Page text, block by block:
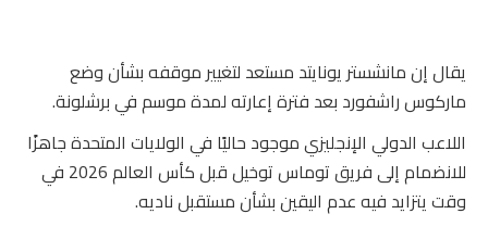
يقال إن مانشستر يونايتد مستعد لتغيير موقفه بشأن وضع
ماركوس راشفورد بعد فترة إعارته لمدة موسم في برشلونة.
اللاعب الدولي الإنجليزي موجود حاليًا في الولايات المتحدة جاهزًا
للانضمام إلى فريق توماس توخيل قبل كأس العالم 2026 في
وقت يتزايد فيه عدم اليقين بشأن مستقبل ناديه.